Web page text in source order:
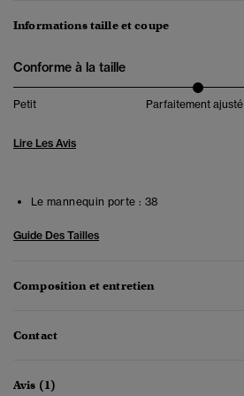
Informations taille et coupe
Conforme à la taille
Petit Parfaitement ajusté
Lire Les Avis
Le mannequin porte : 38
Guide Des Tailles
Composition et entretien
Contact
Avis (1)